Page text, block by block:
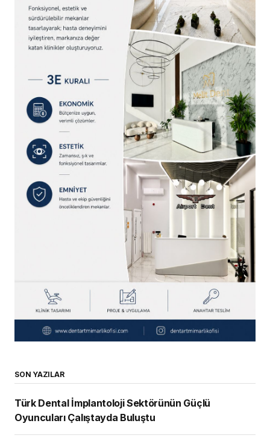
SON YAZILAR
Türk Dental İmplantoloji Sektörünün Güçlü
Oyuncuları Çalıştayda Buluştu